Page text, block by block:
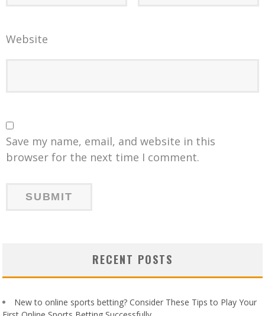
Website
Save my name, email, and website in this
browser for the next time I comment.
RECENT POSTS
New to online sports betting? Consider These Tips to Play Your